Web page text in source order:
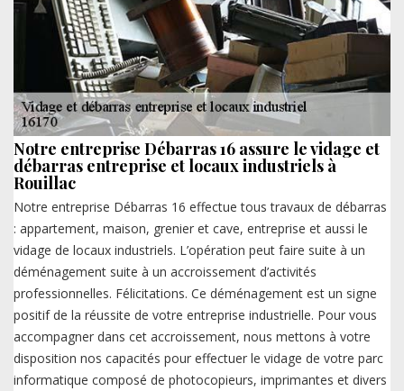
Notre entreprise Débarras 16 assure le vidage et
débarras entreprise et locaux industriels à
Rouillac
Notre entreprise Débarras 16 effectue tous travaux de débarras
: appartement, maison, grenier et cave, entreprise et aussi le
vidage de locaux industriels. L’opération peut faire suite à un
déménagement suite à un accroissement d’activités
professionnelles. Félicitations. Ce déménagement est un signe
positif de la réussite de votre entreprise industrielle. Pour vous
accompagner dans cet accroissement, nous mettons à votre
disposition nos capacités pour effectuer le vidage de votre parc
informatique composé de photocopieurs, imprimantes et divers